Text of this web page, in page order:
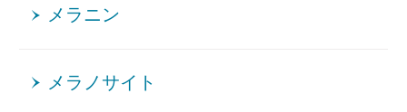
メラニン
メラノサイト